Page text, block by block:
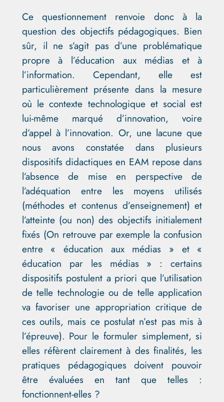
Ce questionnement renvoie donc à la
question des objectifs pédagogiques. Bien
sûr, il ne s’agit pas d’une problématique
propre à l’éducation aux médias et à
l’information. Cependant, elle est
particulièrement présente dans la mesure
où le contexte technologique et social est
lui-même marqué d’innovation, voire
d’appel à l’innovation. Or, une lacune que
nous avons constatée dans plusieurs
dispositifs didactiques en EAM repose dans
l’absence de mise en perspective de
l’adéquation entre les moyens utilisés
(méthodes et contenus d’enseignement) et
l’atteinte (ou non) des objectifs initialement
fixés (On retrouve par exemple la confusion
entre « éducation aux médias » et «
éducation par les médias » : certains
dispositifs postulent a priori que l’utilisation
de telle technologie ou de telle application
va favoriser une appropriation critique de
ces outils, mais ce postulat n’est pas mis à
l’épreuve). Pour le formuler simplement, si
elles réfèrent clairement à des finalités, les
pratiques pédagogiques doivent pouvoir
être évaluées en tant que telles :
fonctionnent-elles ?